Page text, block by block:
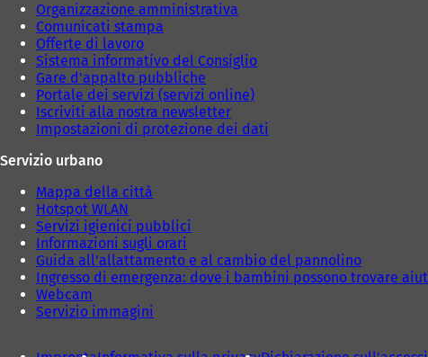
Organizzazione amministrativa
Comunicati stampa
Offerte di lavoro
Sistema informativo del Consiglio
Gare d'appalto pubbliche
Portale dei servizi (servizi online)
Iscriviti alla nostra newsletter
Impostazioni di protezione dei dati
Servizio urbano
Mappa della città
Hotspot WLAN
Servizi igienici pubblici
Informazioni sugli orari
Guida all'allattamento e al cambio del pannolino
Ingresso di emergenza: dove i bambini possono trovare
Webcam
Servizio immagini